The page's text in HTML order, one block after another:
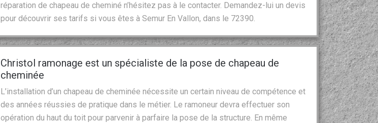
réparation de chapeau de cheminé n’hésitez pas à le contacter. Demandez-lui un devis
pour découvrir ses tarifs si vous êtes à Semur En Vallon, dans le 72390.
Christol ramonage est un spécialiste de la pose de chapeau de
cheminée
L’installation d’un chapeau de cheminée nécessite un certain niveau de compétence et
des années réussies de pratique dans le métier. Le ramoneur devra effectuer son
opération du haut du toit pour parvenir à parfaire la pose de la structure. En même